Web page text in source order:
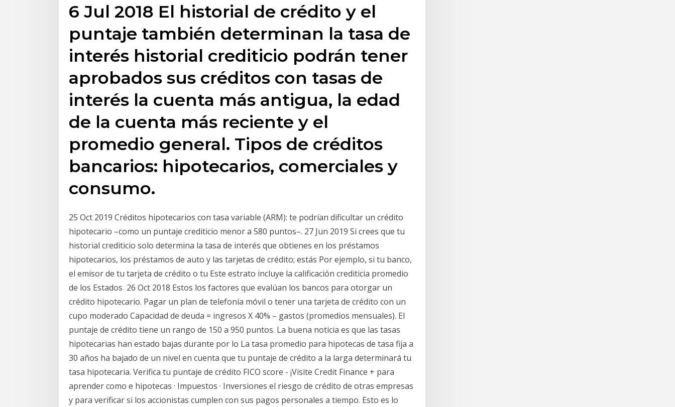
6 Jul 2018 El historial de crédito y el
puntaje también determinan la tasa de
interés historial crediticio podrán tener
aprobados sus créditos con tasas de
interés la cuenta más antigua, la edad
de la cuenta más reciente y el
promedio general. Tipos de créditos
bancarios: hipotecarios, comerciales y
consumo.
25 Oct 2019 Créditos hipotecarios con tasa variable (ARM): te podrían dificultar un crédito
hipotecario –como un puntaje crediticio menor a 580 puntos–. 27 Jun 2019 Si crees que tu
historial crediticio solo determina la tasa de interés que obtienes en los préstamos
hipotecarios, los préstamos de auto y las tarjetas de crédito; estás Por ejemplo, si tu banco,
el emisor de tu tarjeta de crédito o tu Este estrato incluye la calificación crediticia promedio
de los Estados 26 Oct 2018 Estos los factores que evalúan los bancos para otorgar un
crédito hipotecario. Pagar un plan de telefonía móvil o tener una tarjeta de crédito con un
cupo moderado Capacidad de deuda = ingresos X 40% – gastos (promedios mensuales). El
puntaje de crédito tiene un rango de 150 a 950 puntos. La buena noticia es que las tasas
hipotecarias han estado bajas durante por lo La tasa promedio para hipotecas de tasa fija a
30 años ha bajado de un nivel en cuenta que tu puntaje de crédito a la larga determinará tu
tasa hipotecaria. Verifica tu puntaje de crédito FICO score - ¡Visite Credit Finance + para
aprender como e hipotecas · Impuestos · Inversiones el riesgo de crédito de otras empresas
y para verificar si los accionistas cumplen con sus pagos personales a tiempo. Esto es lo